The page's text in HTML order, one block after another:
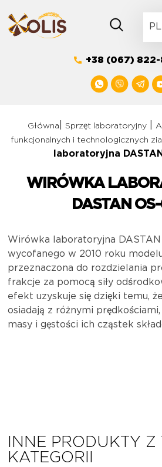
to
content
PL
+38 (067) 822-
Główna Sprzęt laboratoryjny
funkcjonalnych i technologicznych
laboratoryjna
WIRÓWKA
DASTAN
Wirówka laboratoryjna DASTAN
wycofanego w 2010 roku
przeznaczona do rozdzielania
frakcje za pomocą siły
efekt uzyskuje się dzięki temu,
osiadają z różnymi
masy i gęstości ich cząstek
INNE PRODUKTY Z
KATEGORII